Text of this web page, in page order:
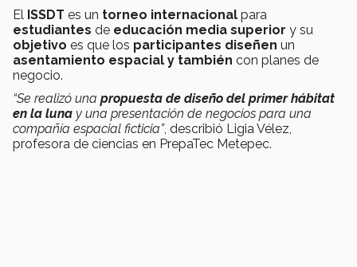
El ISSDT es un torneo internacional para
estudiantes de educación media superior y su
objetivo es que los participantes diseñen un
asentamiento espacial y también con planes de
negocio.
“Se realizó una propuesta de diseño del primer hábitat
en la luna y una presentación de negocios para una
compañía espacial ficticia”, describió Ligia Vélez,
profesora de ciencias en PrepaTec Metepec.